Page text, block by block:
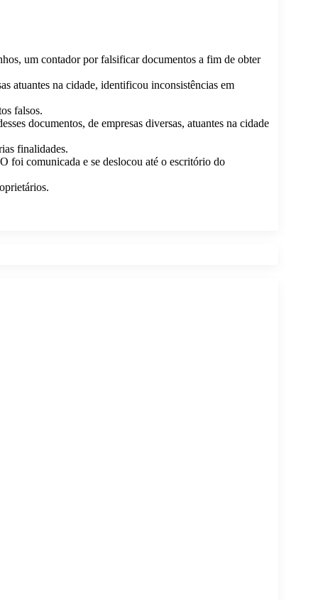
um contador por falsificar documentos a fim de obter
atuantes na cidade, identificou inconsistências em
falsos.
documentos, de empresas diversas, atuantes na cidade
finalidades.
foi comunicada e se deslocou até o escritório do